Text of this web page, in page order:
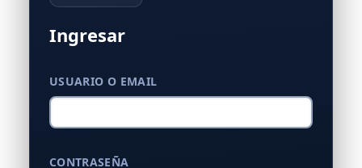
Ingresar
USUARIO O EMAIL
CONTRASEÑA